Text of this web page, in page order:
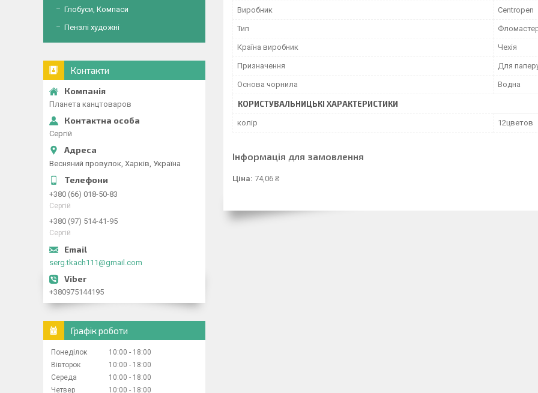
Виробник Centropen
Тип
Країна виробник Чехія
Призначення Для
Основа чорнила Водна
КОРИСТУВАЛЬНИЦЬКІ ХАРАКТЕРИСТИКИ
колір 12цветов
Інформація для замовлення
Ціна: 74,06 ₴
Глобуси, Компаси
Пензлі художні
Контакти
Планета канцтоваров
Сергій
Весняний провулок, Харків, Україна
+380 (66) 018-50-83
Сергій
+380 (97) 514-41-95
Сергій
serg.tkach111@gmail.com
+380975144195
Графік роботи
Понеділок 10:00
18:00
Вівторок
10:00
18:00
Середа
10:00
18:00
Четвер
10:00 18:00